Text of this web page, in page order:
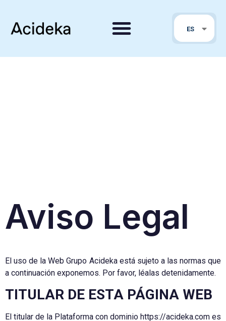
ES
PT
Aviso Legal
El uso de la Web Grupo Acideka está sujeto a las normas que
a continuación exponemos. Por favor, léalas detenidamente.
TITULAR DE ESTA PÁGINA WEB
El titular de la Plataforma con dominio https://acideka.com es